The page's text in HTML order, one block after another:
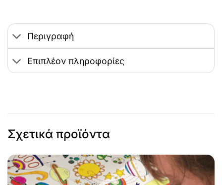
Περιγραφή
Επιπλέον πληροφορίες
Σχετικά προϊόντα